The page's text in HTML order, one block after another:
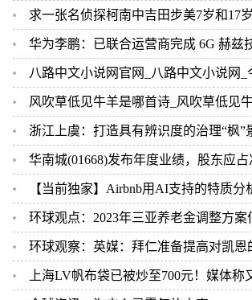
求一张名侦探柯南中吉田步美7岁和17岁得图片
华为李鹏：已联合运营商完成 6G 赫兹技术验证 可实
八路中文小说网官网_八路中文小说网_
风吹草低见牛羊是哪首诗_风吹草低见
浙江上虞：打造具有辨识度的治理“枫”景，为高
华南城(01668)发布年度业绩，股东应占净利润7亿港元，
【当前独家】Airbnb用AI支持的特质分析软
环球观点：2023年三亚养老金调整方案何时公布？三亚的退
环球观察：英媒：拜仁准备提高对凯恩的报价，
上海LV帆布袋已被炒至700元！媒体称又蠢又穷又虚荣 但